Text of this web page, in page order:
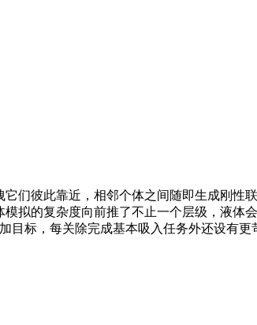
们彼此靠近，相邻个体之间随即生成刚性
拟的复杂度向前推了不止一个层级，液体
标，每关除完成基本吸入任务外还设有